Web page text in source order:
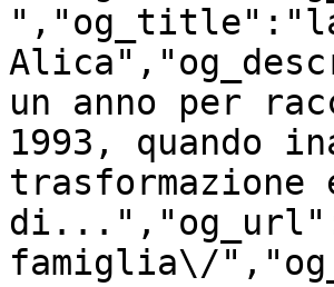
un anno per
1993, quando
trasformazione
famiglia\/